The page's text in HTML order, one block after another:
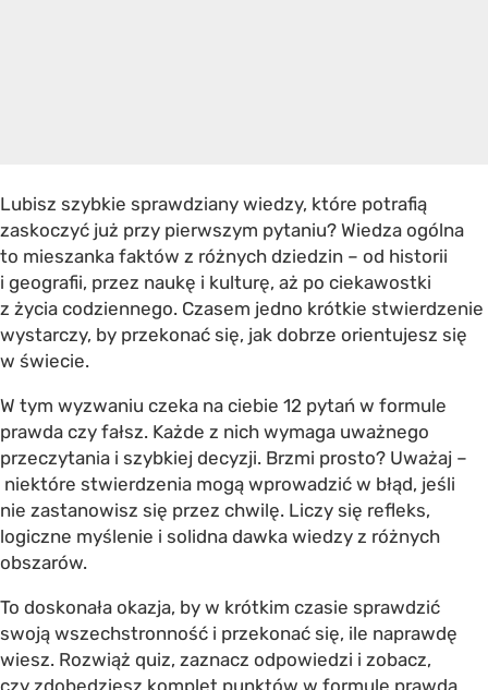
Lubisz szybkie sprawdziany wiedzy, które potrafią
zaskoczyć już przy pierwszym pytaniu? Wiedza ogólna
to mieszanka faktów z różnych dziedzin – od historii
i geografii, przez naukę i kulturę, aż po ciekawostki
z życia codziennego. Czasem jedno krótkie stwierdzenie
wystarczy, by przekonać się, jak dobrze orientujesz się
w świecie.
W tym wyzwaniu czeka na ciebie 12 pytań w formule
prawda czy fałsz. Każde z nich wymaga uważnego
przeczytania i szybkiej decyzji. Brzmi prosto? Uważaj –
niektóre stwierdzenia mogą wprowadzić w błąd, jeśli
nie zastanowisz się przez chwilę. Liczy się refleks,
logiczne myślenie i solidna dawka wiedzy z różnych
obszarów.
To doskonała okazja, by w krótkim czasie sprawdzić
swoją wszechstronność i przekonać się, ile naprawdę
wiesz. Rozwiąż quiz, zaznacz odpowiedzi i zobacz,